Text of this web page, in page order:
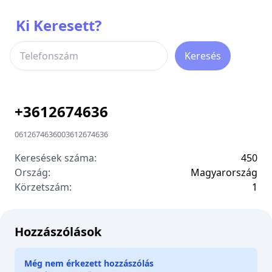
Ki Keresett?
Keresés
+3612674636
0612674636003612674636
Keresések száma:
450
Ország:
Magyarország
Körzetszám:
1
Hozzászólások
Még nem érkezett hozzászólás